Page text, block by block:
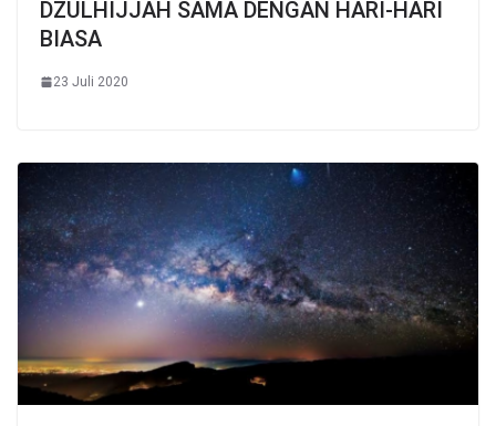
DZULHIJJAH SAMA DENGAN HARI-HARI
BIASA
23 Juli 2020